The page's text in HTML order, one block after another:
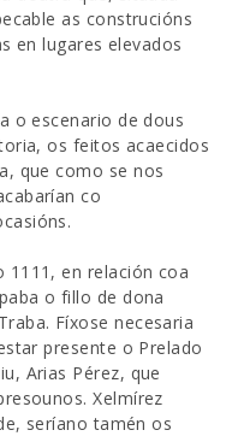
as construcións
en lugares elevados
o escenario de dous
os feitos acaecidos
que como se nos
co
1111, en relación coa
o fillo de dona
Fíxose necesaria
presente o Prelado
Arias Pérez, que
Xelmírez
seríano tamén os